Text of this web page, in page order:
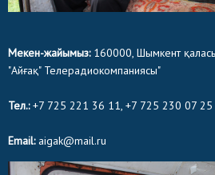
Мекен-жайымыз:160000, Шымкент
"Айғақ" Телерадиокомпаниясы"
Тел.:+7 725 221 36 11, +7 725 230 07 25
Email:aigak@mail.ru